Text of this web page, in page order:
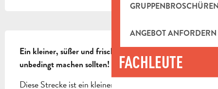
ANGEBOT ANFORDERN
FACHLEUTE
Ein kleiner, süßer und frischer Ausflug, den Sie
unbedingt machen sollten!
Diese Strecke ist ein kleiner, leichter Anstieg von 5